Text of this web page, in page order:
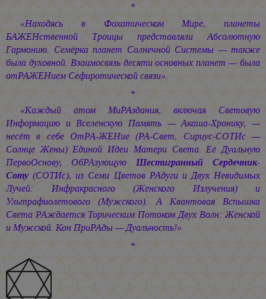
*
«Находясь в Фохатическом Мире, планеты
БАЖЕНственной Троицы представляли Абсолютную
Гармонию. Семёрка планет Солнечной Системы — также
была духовной. Взаимосвязь десяти основных планет — была
отРАЖЕНием Сефиротической связи».
*
«Каждый атом МиРАздания, включая Световую
Информацию и Вселенскую Память — Акаша-Хронику, —
несёт в себе ОтРА-ЖЕНие (РА-Свет, Сириус-СОТИс —
Солнце Жены) Единой Идеи Матери Света. Её Дуальную
ПервоОснову, ОбРАзующую Шестигранный Сердечник-
Соту (СОТИс), из Семи Цветов РАдуги и Двух Невидимых
Лучей: Инфракрасного (Женского Излучения) и
Ультрафиолетового (Мужского). А Квантовая Вспышка
Света РАждается Торическим Потоком Двух Волн: Женской
и Мужской. Кон ПриРАды — Дуальность!»
*